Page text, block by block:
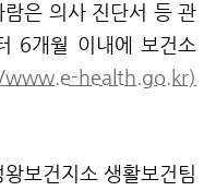
은 의사 진단서 등 관
6개월 이내에 보건소
health.go.kr)
왕보건지소 생활보건팀